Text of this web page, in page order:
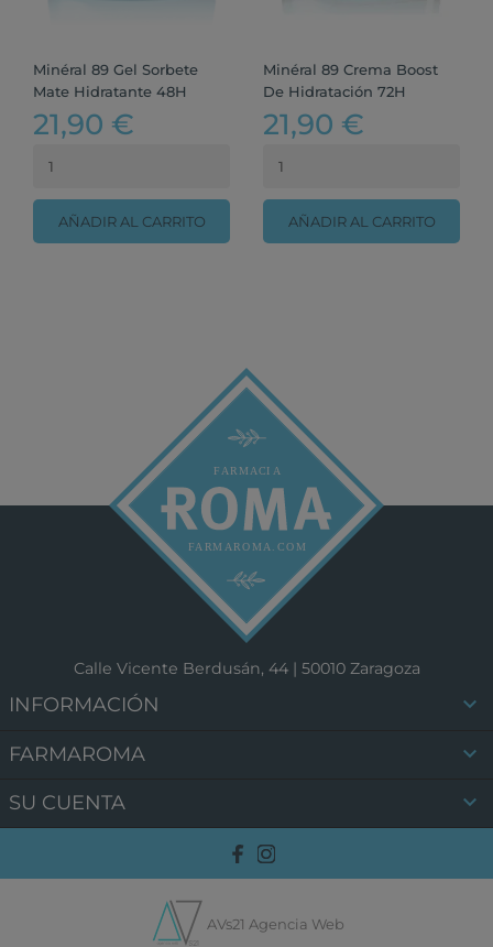
Minéral 89 Gel Sorbete
Mate Hidratante 48H
21,90 €
AÑADIR AL CARRITO
Minéral 89 Crema Boost
De Hidratación 72H
21,90 €
AÑADIR AL CARRITO
Calle Vicente Berdusán, 44 | 50010 Zaragoza
INFORMACIÓN 
FARMAROMA 
SU CUENTA 
AVs21 Agencia Web